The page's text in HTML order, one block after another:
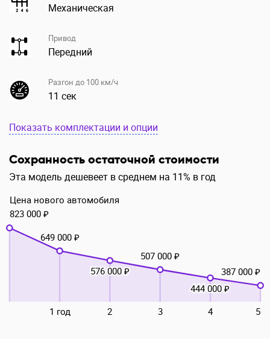
Механическая
Привод
Передний
Разгон до 100 км/ч
11 сек
Показать комплектации и опции
Сохранность остаточной стоимости
Эта модель дешевеет в среднем на 11% в год
1 год 2 3 4 5
Цена нового автомобиля
823 000 ₽
649 000 ₽
576 000 ₽
507 000 ₽
444 000 ₽
387 000 ₽